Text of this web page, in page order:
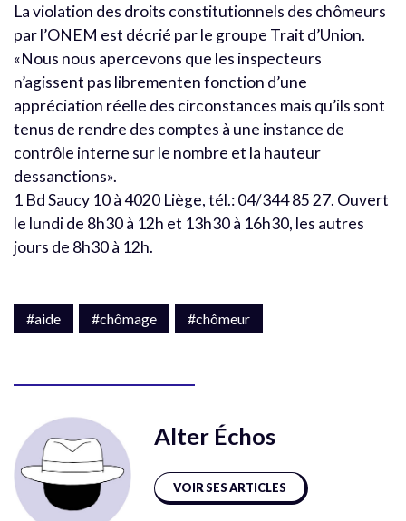
La violation des droits constitutionnels des chômeurs
par l’ONEM est décrié par le groupe Trait d’Union.
«Nous nous apercevons que les inspecteurs
n’agissent pas librementen fonction d’une
appréciation réelle des circonstances mais qu’ils sont
tenus de rendre des comptes à une instance de
contrôle interne sur le nombre et la hauteur
dessanctions».
1 Bd Saucy 10 à 4020 Liège, tél.: 04/344 85 27. Ouvert
le lundi de 8h30 à 12h et 13h30 à 16h30, les autres
jours de 8h30 à 12h.
#aide #chômage #chômeur
Alter Échos
VOIR SES ARTICLES